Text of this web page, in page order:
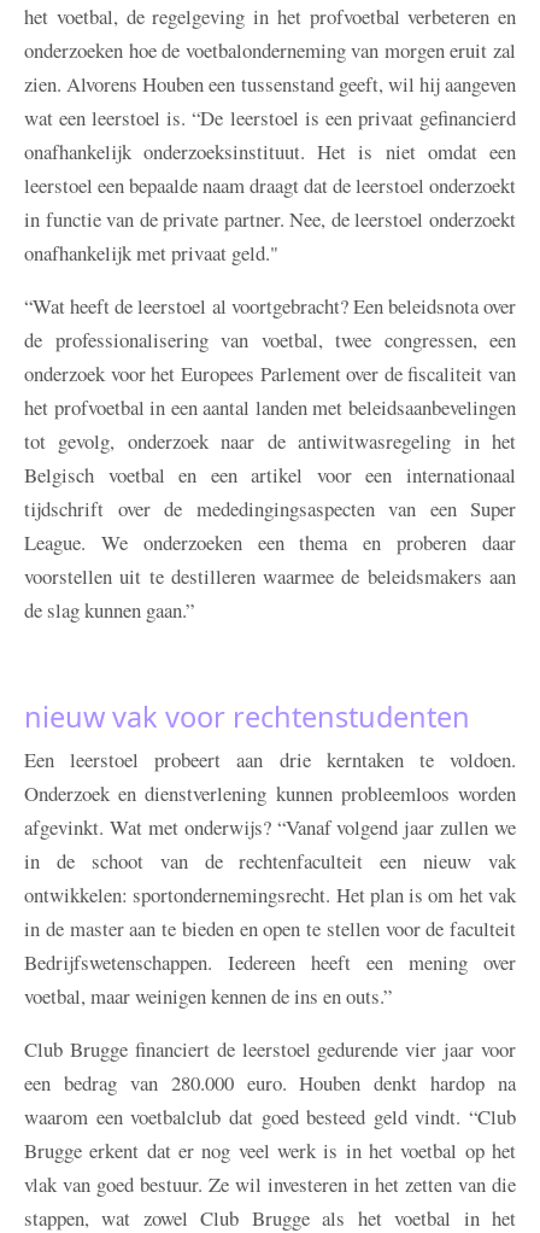
het voetbal, de regelgeving in het profvoetbal verbeteren en
onderzoeken hoe de voetbalonderneming van morgen eruit zal
zien. Alvorens Houben een tussenstand geeft, wil hij aangeven
wat een leerstoel is. “De leerstoel is een privaat gefinancierd
onafhankelijk onderzoeksinstituut. Het is niet omdat een
leerstoel een bepaalde naam draagt dat de leerstoel onderzoekt
in functie van de private partner. Nee, de leerstoel onderzoekt
onafhankelijk met privaat geld."
“Wat heeft de leerstoel al voortgebracht? Een beleidsnota over
de professionalisering van voetbal, twee congressen, een
onderzoek voor het Europees Parlement over de fiscaliteit van
het profvoetbal in een aantal landen met beleidsaanbevelingen
tot gevolg, onderzoek naar de antiwitwasregeling in het
Belgisch voetbal en een artikel voor een internationaal
tijdschrift over de mededingingsaspecten van een Super
League. We onderzoeken een thema en proberen daar
voorstellen uit te destilleren waarmee de beleidsmakers aan
de slag kunnen gaan.”
nieuw vak voor rechtenstudenten
Een leerstoel probeert aan drie kerntaken te voldoen.
Onderzoek en dienstverlening kunnen probleemloos worden
afgevinkt. Wat met onderwijs? “Vanaf volgend jaar zullen we
in de schoot van de rechtenfaculteit een nieuw vak
ontwikkelen: sportondernemingsrecht. Het plan is om het vak
in de master aan te bieden en open te stellen voor de faculteit
Bedrijfswetenschappen. Iedereen heeft een mening over
voetbal, maar weinigen kennen de ins en outs.”
Club Brugge financiert de leerstoel gedurende vier jaar voor
een bedrag van 280.000 euro. Houben denkt hardop na
waarom een voetbalclub dat goed besteed geld vindt. “Club
Brugge erkent dat er nog veel werk is in het voetbal op het
vlak van goed bestuur. Ze wil investeren in het zetten van die
stappen, wat zowel Club Brugge als het voetbal in het